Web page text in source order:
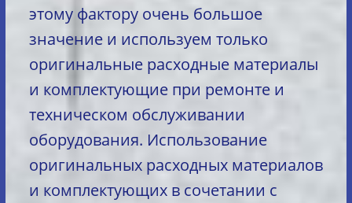
этому фактору очень большое
значение и используем только
оригинальные расходные материалы
и комплектующие при ремонте и
техническом обслуживании
оборудования. Использование
оригинальных расходных материалов
и комплектующих в сочетании с